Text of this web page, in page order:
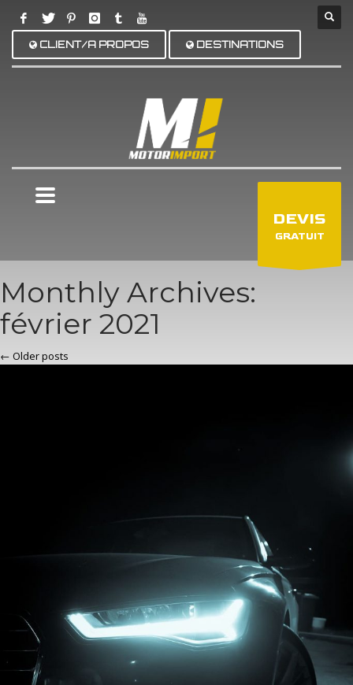
CLIENT/A PROPOS DESTINATIONS
DEVIS
GRATUIT
Monthly Archives:
février 2021
← Older posts